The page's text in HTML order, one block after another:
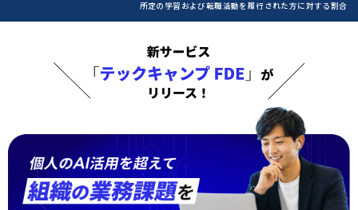
所定の学習および転職活動を履行された方に対する割合